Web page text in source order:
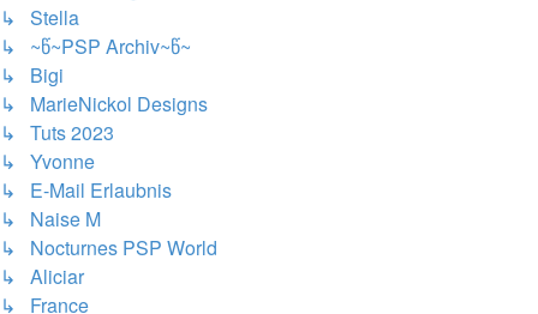
↳ Stella
↳ ~წ~PSP Archiv~წ~
↳ Bigi
↳ MarieNickol Designs
↳ Tuts 2023
↳ Yvonne
↳ E-Mail Erlaubnis
↳ Naise M
↳ Nocturnes PSP World
↳ Aliciar
↳ France